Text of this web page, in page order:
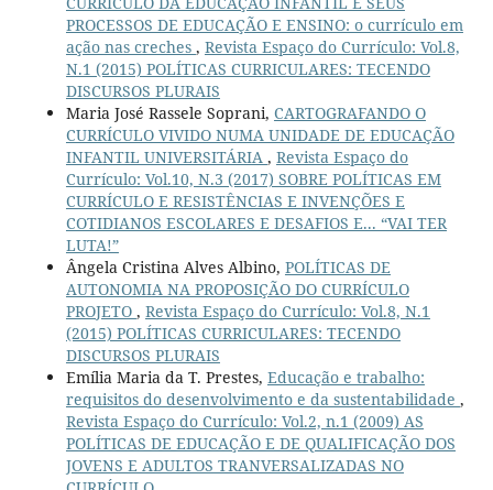
PROCESSOS DE EDUCAÇÃO E ENSINO: o currículo em
ação nas creches , Revista Espaço do Currículo: Vol.8,
N.1 (2015) POLÍTICAS CURRICULARES: TECENDO
DISCURSOS PLURAIS
Maria José Rassele Soprani, CARTOGRAFANDO O
CURRÍCULO VIVIDO NUMA UNIDADE DE EDUCAÇÃO
INFANTIL UNIVERSITÁRIA , Revista Espaço do
Currículo: Vol.10, N.3 (2017) SOBRE POLÍTICAS EM
CURRÍCULO E RESISTÊNCIAS E INVENÇÕES E
COTIDIANOS ESCOLARES E DESAFIOS E... “VAI TER
LUTA!”
Ângela Cristina Alves Albino, POLÍTICAS DE
AUTONOMIA NA PROPOSIÇÃO DO CURRÍCULO
PROJETO , Revista Espaço do Currículo: Vol.8, N.1
(2015) POLÍTICAS CURRICULARES: TECENDO
DISCURSOS PLURAIS
Emília Maria da T. Prestes, Educação e trabalho:
requisitos do desenvolvimento e da sustentabilidade ,
Revista Espaço do Currículo: Vol.2, n.1 (2009) AS
POLÍTICAS DE EDUCAÇÃO E DE QUALIFICAÇÃO DOS
JOVENS E ADULTOS TRANVERSALIZADAS NO